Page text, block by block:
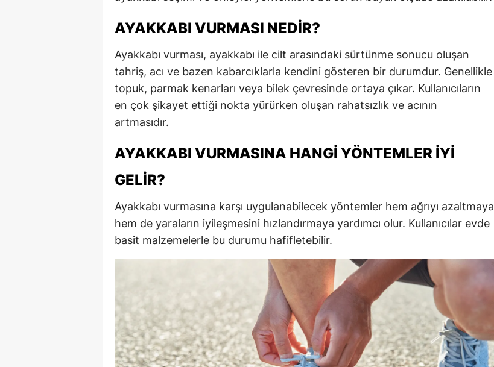
AYAKKABI VURMASI NEDIR?
Ayakkabı vurması, ayakkabı ile cilt arasındaki sürtünme sonucu oluşan
tahriş, acı ve bazen kabarcıklarla kendini gösteren bir durumdur. Genellikle
topuk, parmak kenarları veya bilek çevresinde ortaya çıkar. Kullanıcıların
en çok şikayet ettiği nokta yürürken oluşan rahatsızlık ve acının
artmasıdır.
AYAKKABI VURMASINA HANGI YÖNTEMLER İYI
GELIR?
Ayakkabı vurmasına karşı uygulanabilecek yöntemler hem ağrıyı azaltmaya
hem de yaraların iyileşmesini hızlandırmaya yardımcı olur. Kullanıcılar evde
basit malzemelerle bu durumu hafifletebilir.